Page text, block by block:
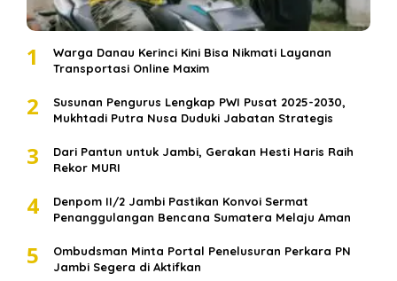
1
Warga Danau Kerinci Kini Bisa Nikmati Layanan
Transportasi Online Maxim
2
Susunan Pengurus Lengkap PWI Pusat 2025-2030,
Mukhtadi Putra Nusa Duduki Jabatan Strategis
3
Dari Pantun untuk Jambi, Gerakan Hesti Haris Raih
Rekor MURI
4
Denpom II/2 Jambi Pastikan Konvoi Sermat
Penanggulangan Bencana Sumatera Melaju Aman
5
Ombudsman Minta Portal Penelusuran Perkara PN
Jambi Segera di Aktifkan